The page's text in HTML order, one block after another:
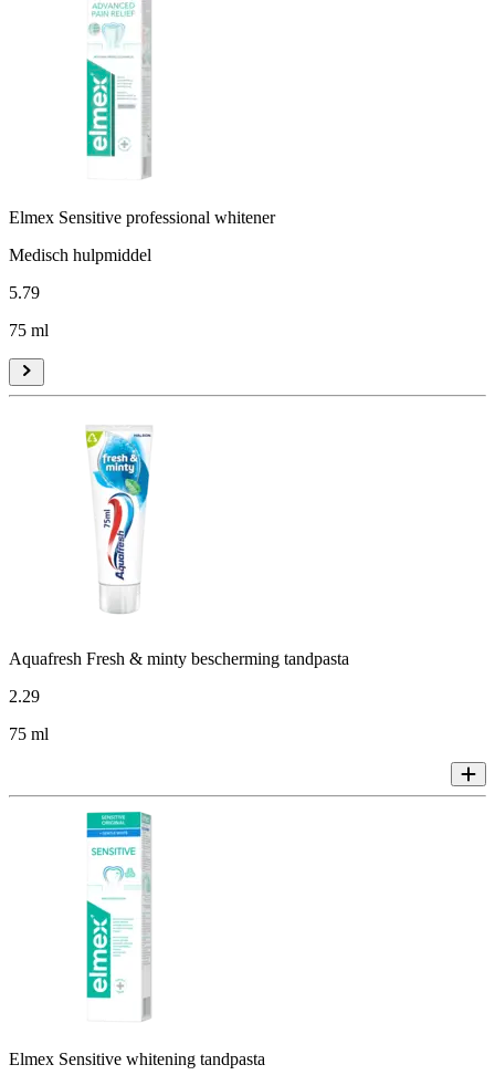
Elmex Sensitive professional whitener
Medisch hulpmiddel
5.79
75 ml
Aquafresh Fresh & minty bescherming tandpasta
2.29
75 ml
Elmex Sensitive whitening tandpasta